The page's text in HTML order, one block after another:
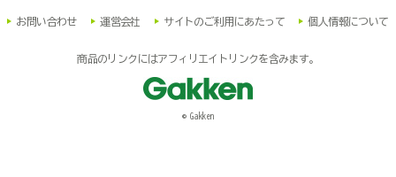
お問い合わせ 運営会社 サイトのご利用にあたって 個人情報について
商品のリンクにはアフィリエイトリンクを含みます。
© Gakken